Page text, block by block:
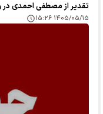
تقدیر از مصطفی احمدی در
۱۴۰۵/۰۵/۱۵ ۱۵:۲۶